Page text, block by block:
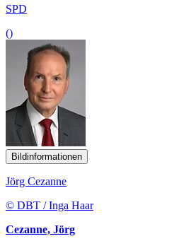
SPD
()
Bildinformationen
Jörg Cezanne
© DBT / Inga Haar
Cezanne, Jörg